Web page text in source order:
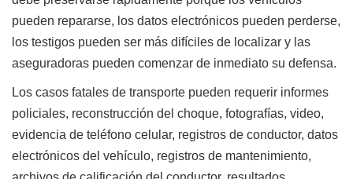
pueden repararse, los datos electrónicos pueden perderse,
los testigos pueden ser más difíciles de localizar y las
aseguradoras pueden comenzar de inmediato su defensa.
Los casos fatales de transporte pueden requerir informes
policiales, reconstrucción del choque, fotografías, video,
evidencia de teléfono celular, registros de conductor, datos
electrónicos del vehículo, registros de mantenimiento,